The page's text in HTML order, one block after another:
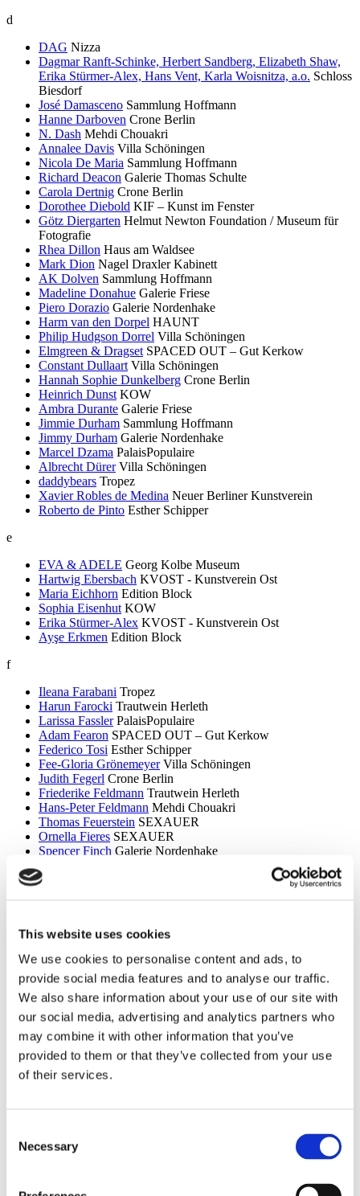
This website uses cookies
We use cookies to personalise content and ads, to
provide social media features and to analyse our traffic.
We also share information about your use of our site with
our social media, advertising and analytics partners who
may combine it with other information that you’ve
provided to them or that they’ve collected from your use
of their services.
Selection
Necessary
d
DAG Nizza
Dagmar Ranft-Schinke, Herbert Sandberg, Elizabeth Shaw,
Erika Stürmer-Alex, Hans Vent, Karla Woisnitza, a.o. Schloss
Biesdorf
José Damasceno Sammlung Hoffmann
Hanne Darboven Crone Berlin
N. Dash Mehdi Chouakri
Annalee Davis Villa Schöningen
Nicola De Maria Sammlung Hoffmann
Richard Deacon Galerie Thomas Schulte
Carola Dertnig Crone Berlin
Dorothee Diebold KIF – Kunst im Fenster
Götz Diergarten Helmut Newton Foundation / Museum für
Fotografie
Rhea Dillon Haus am Waldsee
Mark Dion Nagel Draxler Kabinett
AK Dolven Sammlung Hoffmann
Madeline Donahue Galerie Friese
Piero Dorazio Galerie Nordenhake
Harm van den Dorpel HAUNT
Philip Hudgson Dorrel Villa Schöningen
Elmgreen & Dragset SPACED OUT – Gut Kerkow
Constant Dullaart Villa Schöningen
Hannah Sophie Dunkelberg Crone Berlin
Heinrich Dunst KOW
Ambra Durante Galerie Friese
Jimmie Durham Sammlung Hoffmann
Jimmy Durham Galerie Nordenhake
Marcel Dzama PalaisPopulaire
Albrecht Dürer Villa Schöningen
daddybears Tropez
Xavier Robles de Medina Neuer Berliner Kunstverein
Roberto de Pinto Esther Schipper
e
EVA & ADELE Georg Kolbe Museum
Hartwig Ebersbach KVOST - Kunstverein Ost
Maria Eichhorn Edition Block
Sophia Eisenhut KOW
Erika Stürmer-Alex KVOST - Kunstverein Ost
Ayşe Erkmen Edition Block
f
Ileana Farabani Tropez
Harun Farocki Trautwein Herleth
Larissa Fassler PalaisPopulaire
Adam Fearon SPACED OUT – Gut Kerkow
Federico Tosi Esther Schipper
Fee-Gloria Grönemeyer Villa Schöningen
Judith Fegerl Crone Berlin
Friederike Feldmann Trautwein Herleth
Hans-Peter Feldmann Mehdi Chouakri
Thomas Feuerstein SEXAUER
Ornella Fieres SEXAUER
Spencer Finch Galerie Nordenhake
Itchi Fleischer
Esther Forse Villa Schöningen
Friedrich Thieme
Villa Schöningen
Asana Fujikawa Galerie Friese
Paul Fägerskiöld Galerie Nordenhake
Wieland Förster Schloss Biesdorf
Meschac Gaba PalaisPopulaire
Ellen Gallagher
PalaisPopulaire
Isa Genzken Wehrmuehle Biesenthal
Fabian Ginsberg